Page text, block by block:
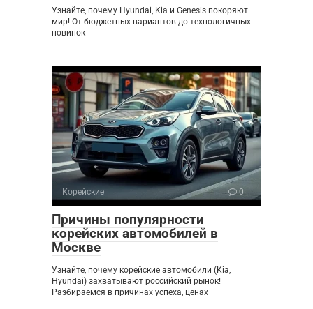
Узнайте, почему Hyundai, Kia и Genesis покоряют
мир! От бюджетных вариантов до технологичных
новинок
Корейские 0
Причины популярности
корейских автомобилей в
Москве
Узнайте, почему корейские автомобили (Kia,
Hyundai) захватывают российский рынок!
Разбираемся в причинах успеха, ценах